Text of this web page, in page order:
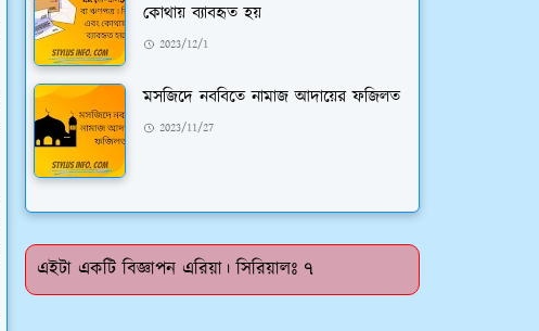
কোথায় ব্যাবহৃত হয়
2023/12/1
মসজিদে নববিতে নামাজ আদায়ের ফজিলত
2023/11/27
এইটা একটি বিজ্ঞাপন এরিয়া। সিরিয়ালঃ ৭